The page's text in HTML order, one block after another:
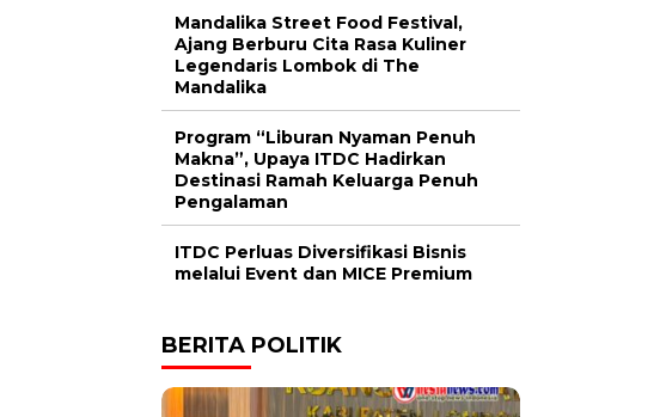
Mandalika Street Food Festival,
Ajang Berburu Cita Rasa Kuliner
Legendaris Lombok di The
Mandalika
Program “Liburan Nyaman Penuh
Makna”, Upaya ITDC Hadirkan
Destinasi Ramah Keluarga Penuh
Pengalaman
ITDC Perluas Diversifikasi Bisnis
melalui Event dan MICE Premium
BERITA POLITIK